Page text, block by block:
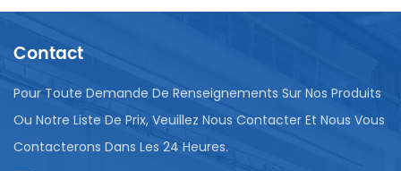
volume de remplissage des différentes machines,
portée à 5 litres si nécessaire (le volume de
volume de remplissage de la machine) ; jusqu'à 10
Match parfaitNotre machine de remplissage de
sacs à bec compact (photo ci-dessus) est conçu
Contact
Pour Toute Demande De Renseignements Sur Nos Produits
Ou Notre Liste De Prix, Veuillez Nous Contacter Et Nous Vous
Contacterons Dans Les 24 Heures.